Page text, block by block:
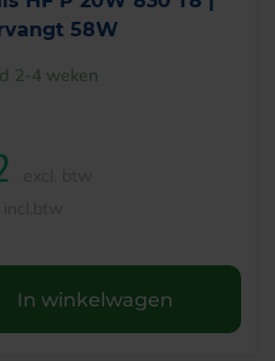
58W
2-4 weken
In winkelwagen